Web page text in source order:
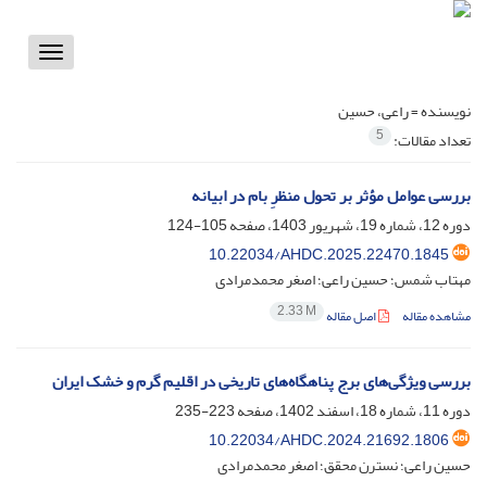
Toggle
نویسنده =راعی، حسین
تعداد مقالات: 5
بررسی عوامل مؤثر بر تحول منظرِ بام در ابیانه
دوره 12، شماره 19، شهریور 1403، صفحه
105-124
10.22034/AHDC.2025.22470.1845
مهتاب شمس؛ حسین راعی؛ اصغر محمدمرادی
مشاهده مقاله اصل مقاله 2.33 M
بررسی ویژگی‌های برج پناهگاه‌های تاریخی در اقلیم گرم و خشک ایران
دوره 11، شماره 18، اسفند 1402، صفحه
223-235
10.22034/AHDC.2024.21692.1806
حسین راعی؛ نسترن محقق؛ اصغر محمدمرادی